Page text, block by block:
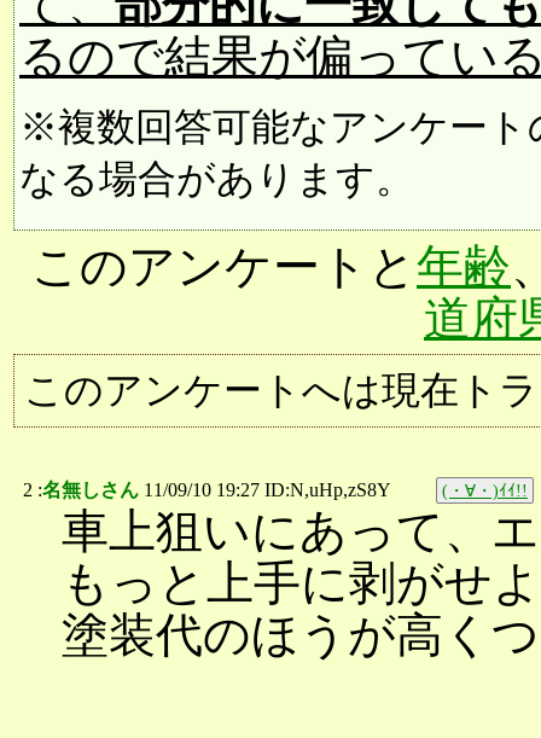
るので結果が偏ってい
※複数回答可能なアンケート
なる場合があります。
このアンケートと 年齢
道府
このアンケートへは現在ト
2 :名無しさん 11/09/10 19:27 ID:N,uHp,zS8Y (・∀・)ｲｲ!!
車上狙いにあって、
もっと上手に剥がせ
塗装代のほうが高く